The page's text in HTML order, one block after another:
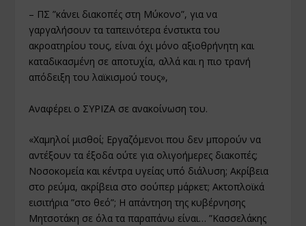
– ΠΣ ”κάνει διακοπές στη Μύκονο”, για να
γαργαλήσουν τα ταπεινότερα ένστικτα του
ακροατηρίου τους, είναι όχι μόνο αξιοθρήνητη και
καταδικασμένη σε αποτυχία, αλλά και η πιο τρανή
απόδειξη του λαϊκισμού τους»,
Αναφέρει ο ΣΥΡΙΖΑ σε ανακοίνωση του.
«Χαμηλοί μισθοί; Εργαζόμενοι που δεν μπορούν να
αντέξουν τα έξοδα ούτε για ολιγοήμερες διακοπές;
Νοσοκομεία και κέντρα υγείας υπό διάλυση; Ακρίβεια
στο ρεύμα, ακρίβεια στο σούπερ μάρκετ; Ακτοπλοϊκά
εισιτήρια ”στο θεό”; Η απάντηση της κυβέρνησης
Μητσοτάκη σε όλα τα παραπάνω είναι… ”Κασσελάκης